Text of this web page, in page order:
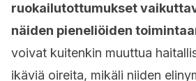
ruokailutottumukset
näiden pieneliöiden
voivat kuitenkin muuttua
ikäviä oireita, mikäli niiden